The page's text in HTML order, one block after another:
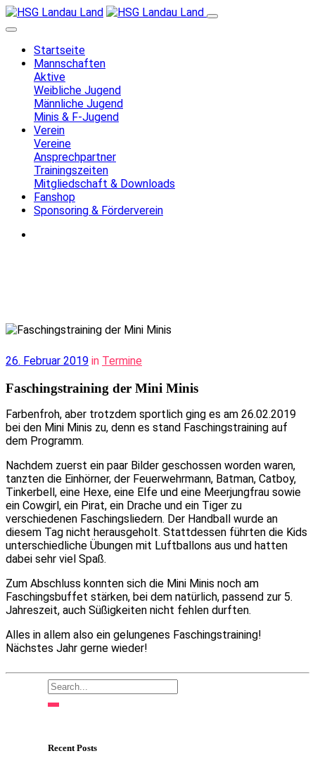
Startseite
Mannschaften
Aktive
Weibliche Jugend
Männliche Jugend
Minis & F-Jugend
Verein
Vereine
Ansprechpartner
Trainingszeiten
Mitgliedschaft & Downloads
Fanshop
Sponsoring & Förderverein
26. Februar 2019 in Termine
Faschingstraining der Mini Minis
Farbenfroh, aber trotzdem sportlich ging es am 26.02.2019
bei den Mini Minis zu, denn es stand Faschingstraining auf
dem Programm.
Nachdem zuerst ein paar Bilder geschossen worden waren,
tanzten die Einhörner, der Feuerwehrmann, Batman, Catboy,
Tinkerbell, eine Hexe, eine Elfe und eine Meerjungfrau sowie
ein Cowgirl, ein Pirat, ein Drache und ein Tiger zu
verschiedenen Faschingsliedern. Der Handball wurde an
diesem Tag nicht herausgeholt. Stattdessen führten die Kids
unterschiedliche Übungen mit Luftballons aus und hatten
dabei sehr viel Spaß.
Zum Abschluss konnten sich die Mini Minis noch am
Faschingsbuffet stärken, bei dem natürlich, passend zur 5.
Jahreszeit, auch Süßigkeiten nicht fehlen durften.
Alles in allem also ein gelungenes Faschingstraining!
Nächstes Jahr gerne wieder!
Recent Posts